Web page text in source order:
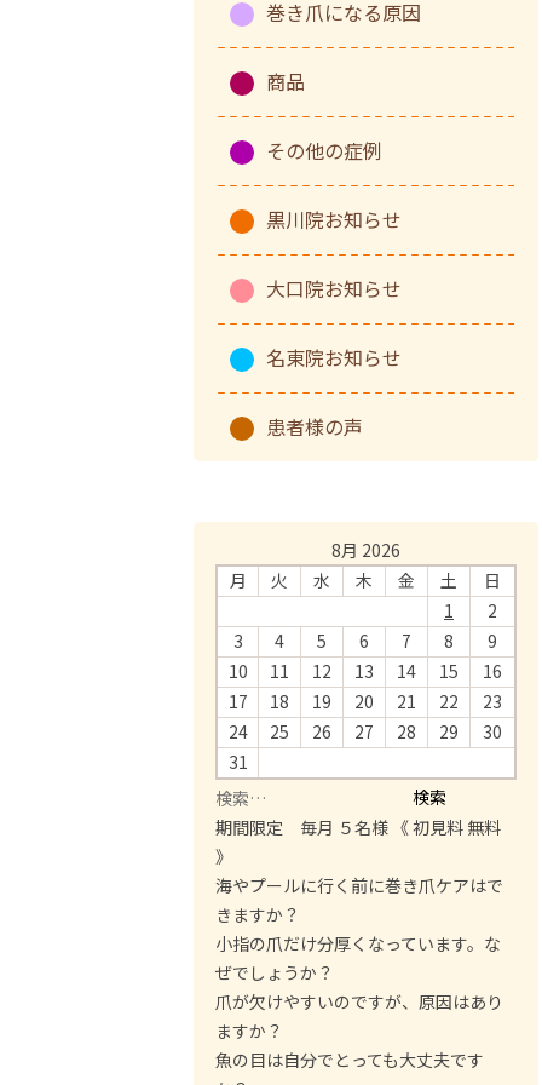
巻き爪になる原因
商品
その他の症例
黒川院お知らせ
大口院お知らせ
名東院お知らせ
患者様の声
8月 2026
月
火 水 木 金 土
日
1
2
3
4 5 6 7 8
9
10
11 12 13 14 15
16
17
18 19 20 21 22
23
24
25 26 27 28 29
30
31
検
索
:
期間限定 毎月 ５名様 《 初見料 無料
》
海やプールに行く前に巻き爪ケアはで
きますか？
小指の爪だけ分厚くなっています。な
ぜでしょうか？
爪が欠けやすいのですが、原因はあり
ますか？
魚の目は自分でとっても大丈夫です